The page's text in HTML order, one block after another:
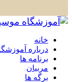
خانه
درباره
برنامه ها
مربیان
برگه ها